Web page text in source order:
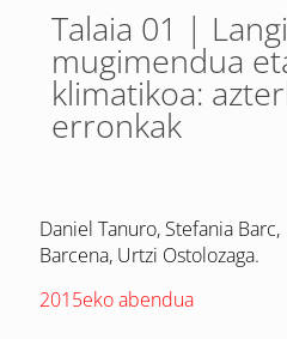
Talaia 01 |
mugimendua
klimatikoa:
erronkak
Daniel Tanuro, Stefania
Barcena, Urtzi Ostolozaga.
2015eko abendua